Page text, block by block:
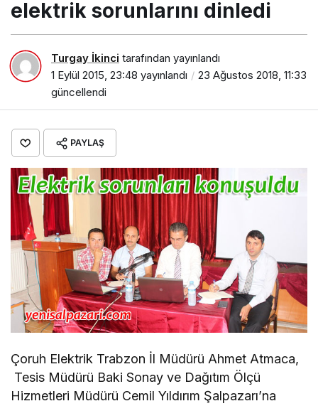
elektrik sorunlarını dinledi
Turgay İkinci tarafından yayınlandı
1 Eylül 2015, 23:48 yayınlandı
23 Ağustos 2018, 11:33
güncellendi
PAYLAŞ
Çoruh Elektrik Trabzon İl Müdürü Ahmet Atmaca,
Tesis Müdürü Baki Sonay ve Dağıtım Ölçü
Hizmetleri Müdürü Cemil Yıldırım Şalpazarı’na